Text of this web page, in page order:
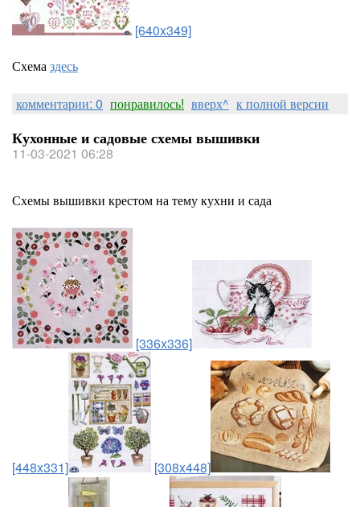
[640x349]
Схемаздесь
комментарии: 0 понравилось! вверх^ к полной версии
Кухонные и садовые схемы вышивки
11-03-2021 06:28
Схемы вышивки крестом на тему кухни и сада
[336x336]
[448x331] [308x448]